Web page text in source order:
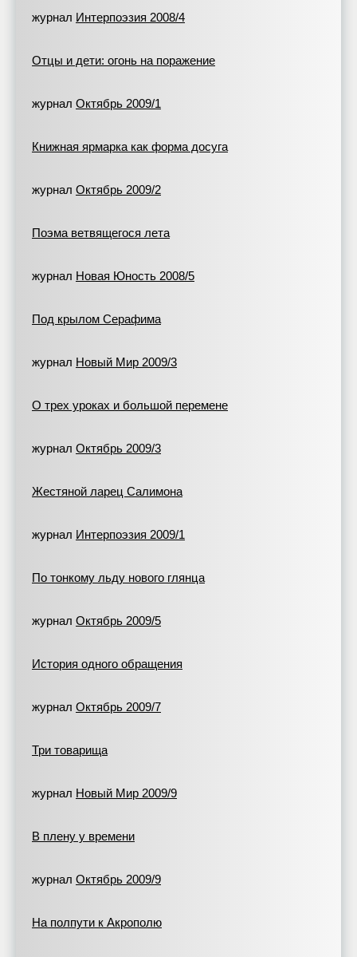
журнал Интерпоэзия 2008/4
Отцы и дети: огонь на поражение
журнал Октябрь 2009/1
Книжная ярмарка как форма досуга
журнал Октябрь 2009/2
Поэма ветвящегося лета
журнал Новая Юность 2008/5
Под крылом Серафима
журнал Новый Мир 2009/3
О трех уроках и большой перемене
журнал Октябрь 2009/3
Жестяной ларец Салимона
журнал Интерпоэзия 2009/1
По тонкому льду нового глянца
журнал Октябрь 2009/5
История одного обращения
журнал Октябрь 2009/7
Три товарища
журнал Новый Мир 2009/9
В плену у времени
журнал Октябрь 2009/9
На полпути к Акрополю